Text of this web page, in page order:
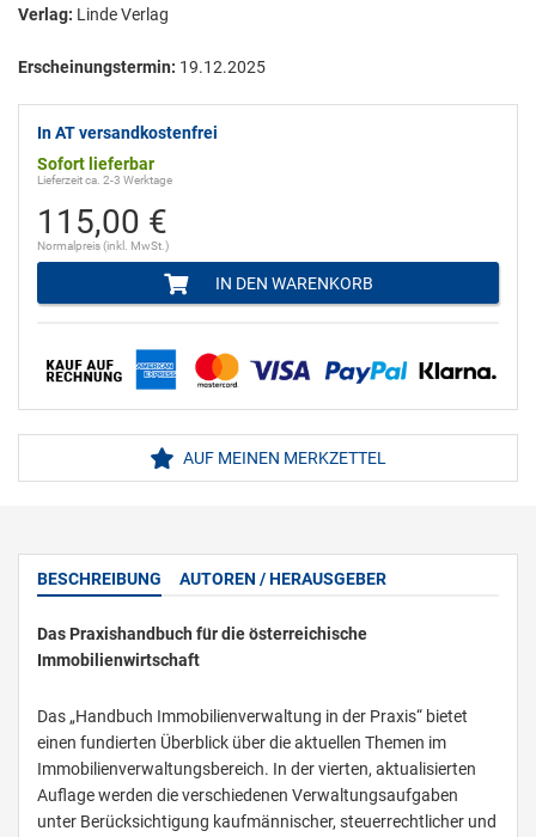
Verlag: Linde Verlag
Erscheinungstermin: 19.12.2025
In AT versandkostenfrei
Sofort lieferbar
Lieferzeit ca. 2-3 Werktage
115,00 €
Normalpreis (inkl. MwSt.)
IN DEN WARENKORB
AUF MEINEN MERKZETTEL
BESCHREIBUNG AUTOREN / HERAUSGEBER
Das Praxishandbuch für die österreichische
Immobilienwirtschaft
Das „Handbuch Immobilienverwaltung in der Praxis“ bietet
einen fundierten Überblick über die aktuellen Themen im
Immobilienverwaltungsbereich. In der vierten, aktualisierten
Auflage werden die verschiedenen Verwaltungsaufgaben
unter Berücksichtigung kaufmännischer, steuerrechtlicher und